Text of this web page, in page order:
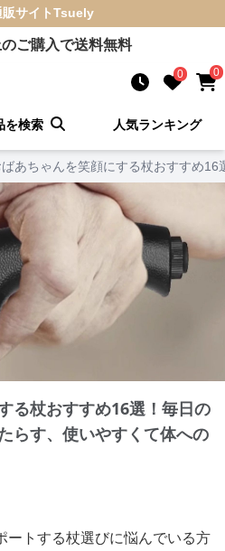
サイトTsuely
ご購入で送料無料
0 0
を検索 人気ランキング
ばあちゃんを笑顔にする杖おすすめ
る杖おすすめ16選！毎日の
らす、使いやすくて体への
ートする杖選びに悩んでいる方